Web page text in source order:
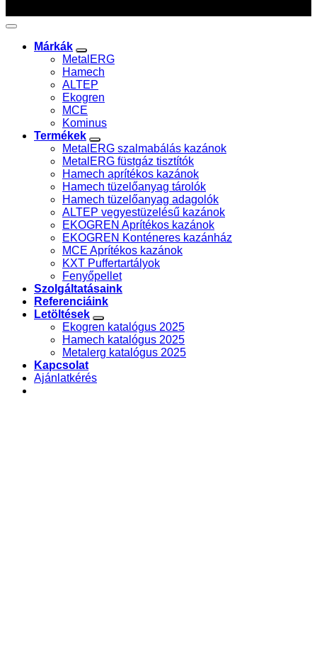
Márkák
MetalERG
Hamech
ALTEP
Ekogren
MCE
Kominus
Termékek
MetalERG szalmabálás kazánok
MetalERG füstgáz tisztítók
Hamech aprítékos kazánok
Hamech tüzelőanyag tárolók
Hamech tüzelőanyag adagolók
ALTEP vegyestüzelésű kazánok
EKOGREN Aprítékos kazánok
EKOGREN Konténeres kazánház
MCE Aprítékos kazánok
KXT Puffertartályok
Fenyőpellet
Szolgáltatásaink
Referenciáink
Letöltések
Ekogren katalógus 2025
Hamech katalógus 2025
Metalerg katalógus 2025
Kapcsolat
Ajánlatkérés